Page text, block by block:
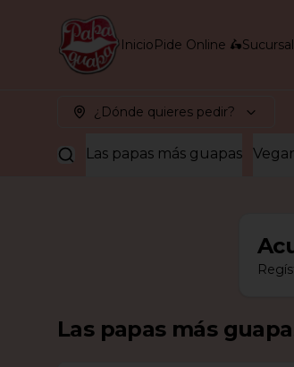
InicioPide Online 🛵
¿Dónde quieres pedir?
Las papas más guapas
Las papas más